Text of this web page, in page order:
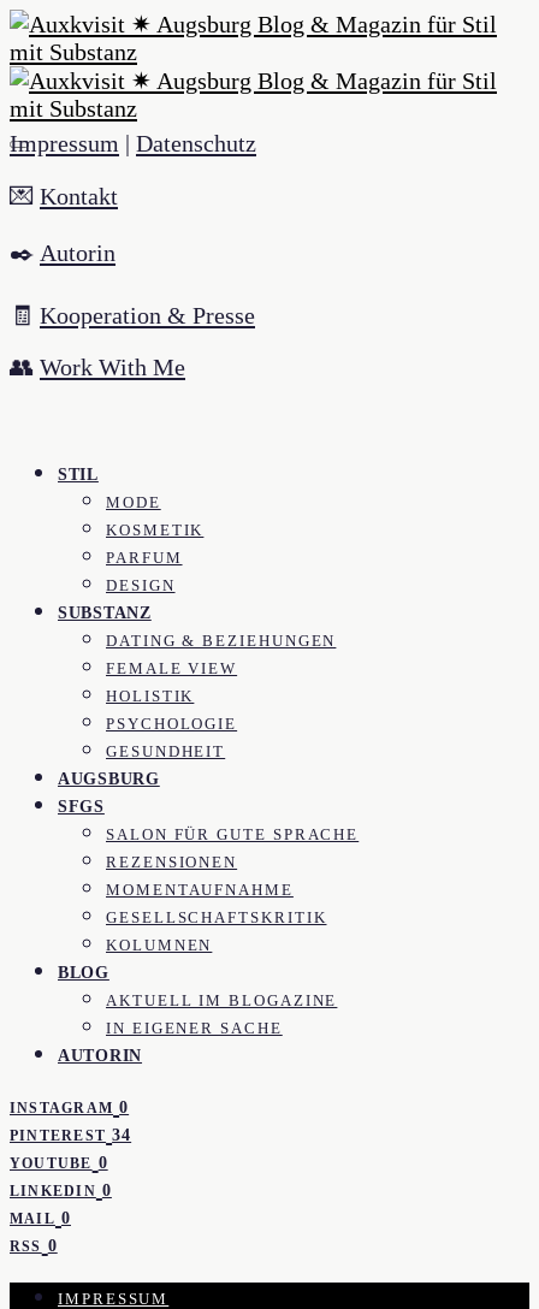
Impressum | Datenschutz
💌 Kontakt
✒️ Autorin
🧾 Kooperation & Presse
👥 Work With Me
STIL
MODE
KOSMETIK
PARFUM
DESIGN
SUBSTANZ
DATING & BEZIEHUNGEN
FEMALE VIEW
HOLISTIK
PSYCHOLOGIE
GESUNDHEIT
AUGSBURG
SFGS
SALON FÜR GUTE SPRACHE
REZENSIONEN
MOMENTAUFNAHME
GESELLSCHAFTSKRITIK
KOLUMNEN
BLOG
AKTUELL IM BLOGAZINE
IN EIGENER SACHE
AUTORIN
INSTAGRAM 0
PINTEREST 34
YOUTUBE 0
LINKEDIN 0
MAIL 0
RSS 0
IMPRESSUM